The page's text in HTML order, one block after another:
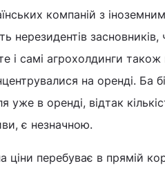
компаній з
нерезидентів
і самі агрохолдинги
на оренді. Ба
уже в оренді, відтак
є незначною.
ціни перебуває в прямій